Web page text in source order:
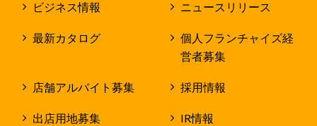
ビジネス情報 ニュースリリース
最新カタログ
個人フランチャイズ経
営者募集
店舗アルバイト募集 採用情報
出店用地募集 IR情報